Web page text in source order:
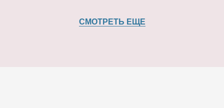
СМОТРЕТЬ ЕЩЕ